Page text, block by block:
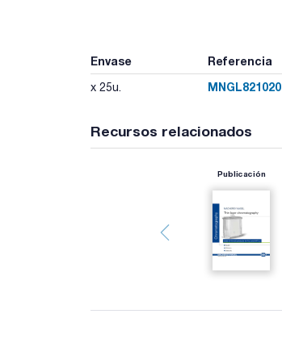
Envase Referencia
x 25u. MNGL821020
Recursos relacionados
Publicación